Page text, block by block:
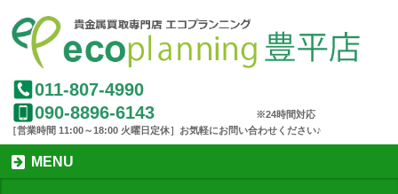
011-807-4990
090-8896-6143
MENU